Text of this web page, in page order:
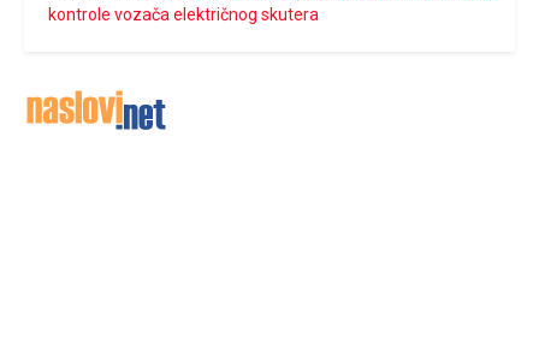
kontrole vozača električnog skutera